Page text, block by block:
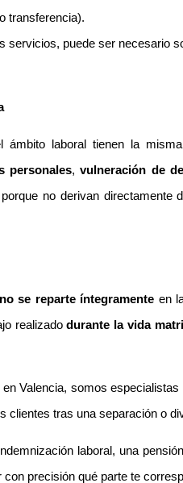
transferencia).
servicios, puede ser necesario
ámbito laboral tienen la
personales,vulneración de
no derivan directamente
no se reparte íntegramente en
realizadodurante la vida
Valencia, somos
clientes tras una separación o
laboral, una
precisión qué parte te